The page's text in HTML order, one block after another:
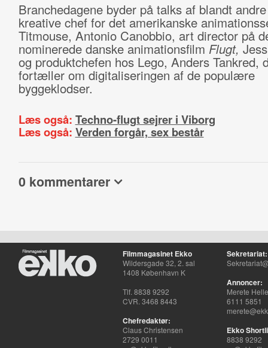
Branchedagene byder på talks af blandt
kreative chef for det amerikanske
Titmouse, Antonio Canobbio, art director på
nominerede danske animationsfilm Flugt,
og produktchefen hos Lego, Anders Tankred,
fortæller om digitaliseringen af de populære
byggeklodser.
Læs også: Techno-flugt sejrer i Viborg
Læs også: Verden forgår, sex består
0 kommentarer
Filmmagasinet Ekko
Wildersgade 32, 2. sal
1408 København K
Tlf. 8838 9292
CVR. 3468 8443
Chefredaktør:
Claus Christensen
2729 0011
Sekretariat:
Annoncer:
Merete
6111 5851
Ekko
8838 9292